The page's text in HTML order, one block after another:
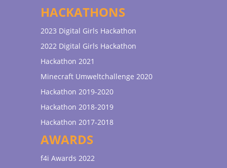
HACKATHONS
2023 Digital Girls Hackathon
2022 Digital Girls Hackathon
Hackathon 2021
Minecraft Umweltchallenge 2020
Hackathon 2019-2020
Hackathon 2018-2019
Hackathon 2017-2018
AWARDS
f4i Awards 2022